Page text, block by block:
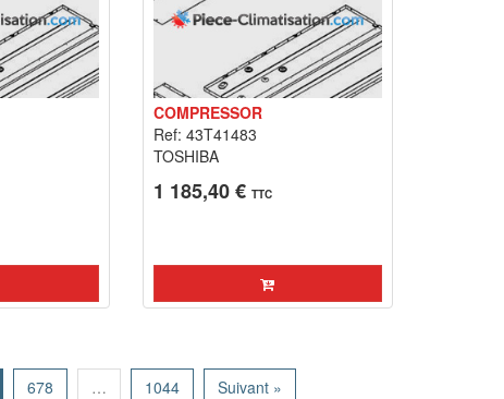
COMPRESSOR
Ref: 43T41483
TOSHIBA
1 185,40 € TTC
678 … 1044 Suivant »